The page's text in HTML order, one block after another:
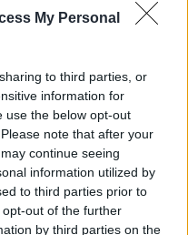
My Personal
to third parties, or
information for
use the below opt-out
note that after your
continue seeing
information utilized by
to third parties prior to
out of the further
by third parties on the
για
Reform
συνεδρίου
που βρίσκει
σε νέο ρεκόρ
σε